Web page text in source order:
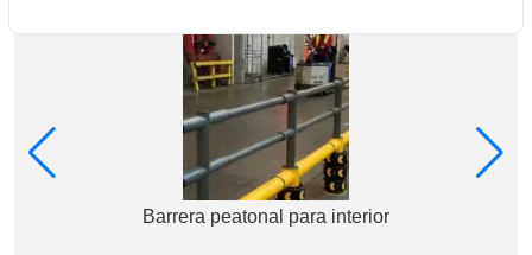
Barrera peatonal para interior